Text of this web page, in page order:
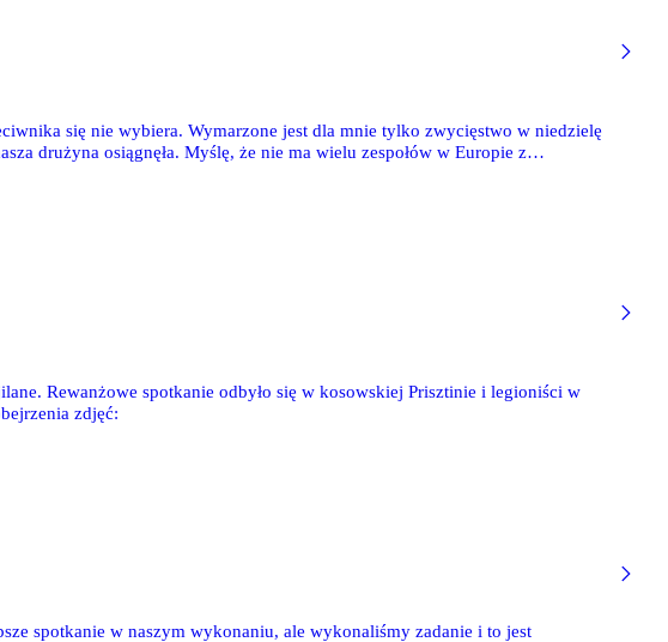
się nie wybiera. Wymarzone jest dla mnie tylko zwycięstwo w niedzielę
drużyna osiągnęła. Myślę, że nie ma wielu zespołów w Europie z
Rewanżowe spotkanie odbyło się w kosowskiej Prisztinie i legioniści w
zdjęć:
spotkanie w naszym wykonaniu, ale wykonaliśmy zadanie i to jest